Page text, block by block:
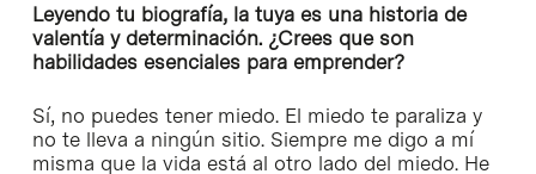
Leyendo tu biografía, la tuya es una historia de
valentía y determinación. ¿Crees que son
habilidades esenciales para emprender?
Sí, no puedes tener miedo. El miedo te paraliza y
no te lleva a ningún sitio. Siempre me digo a mí
misma que la vida está al otro lado del miedo. He